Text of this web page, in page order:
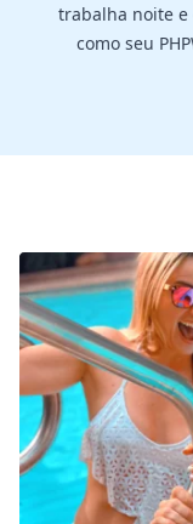
trabalha noite
como seu